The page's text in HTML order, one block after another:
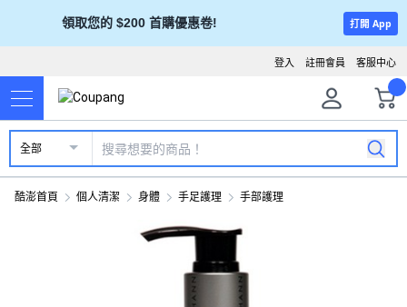
領取您的 $200 首購優惠卷! 打開 App
客服中心
註冊會員
登入
全部
酷澎首頁 個人清潔 身體 手足護理 手部護理